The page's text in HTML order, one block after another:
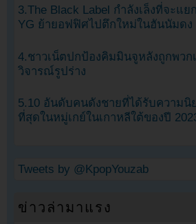
3.The Black Label กำลังเล็งที่จะแย
YG ย้ายอฟฟิศไปตึกใหม่ในฮันนัมดง
4.ชาวเน็ตปกป้องคิมมินจูหลังถูกพวก
วิจารณ์รูปร่าง
5.10 อันดับคนดังชายที่ได้รับความนิ
ที่สุดในหมู่เกย์ในเกาหลีใต้ของปี
Tweets by @KpopYouzab
ข่าวล่ามาแรง